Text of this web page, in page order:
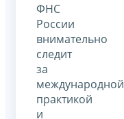
ФНС
России
внимательно
следит
за
международной
практикой
и